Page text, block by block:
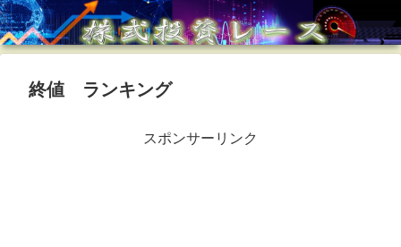
終値 ランキング
スポンサーリンク